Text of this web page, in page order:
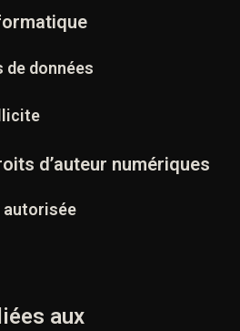
données
d’auteur numériques